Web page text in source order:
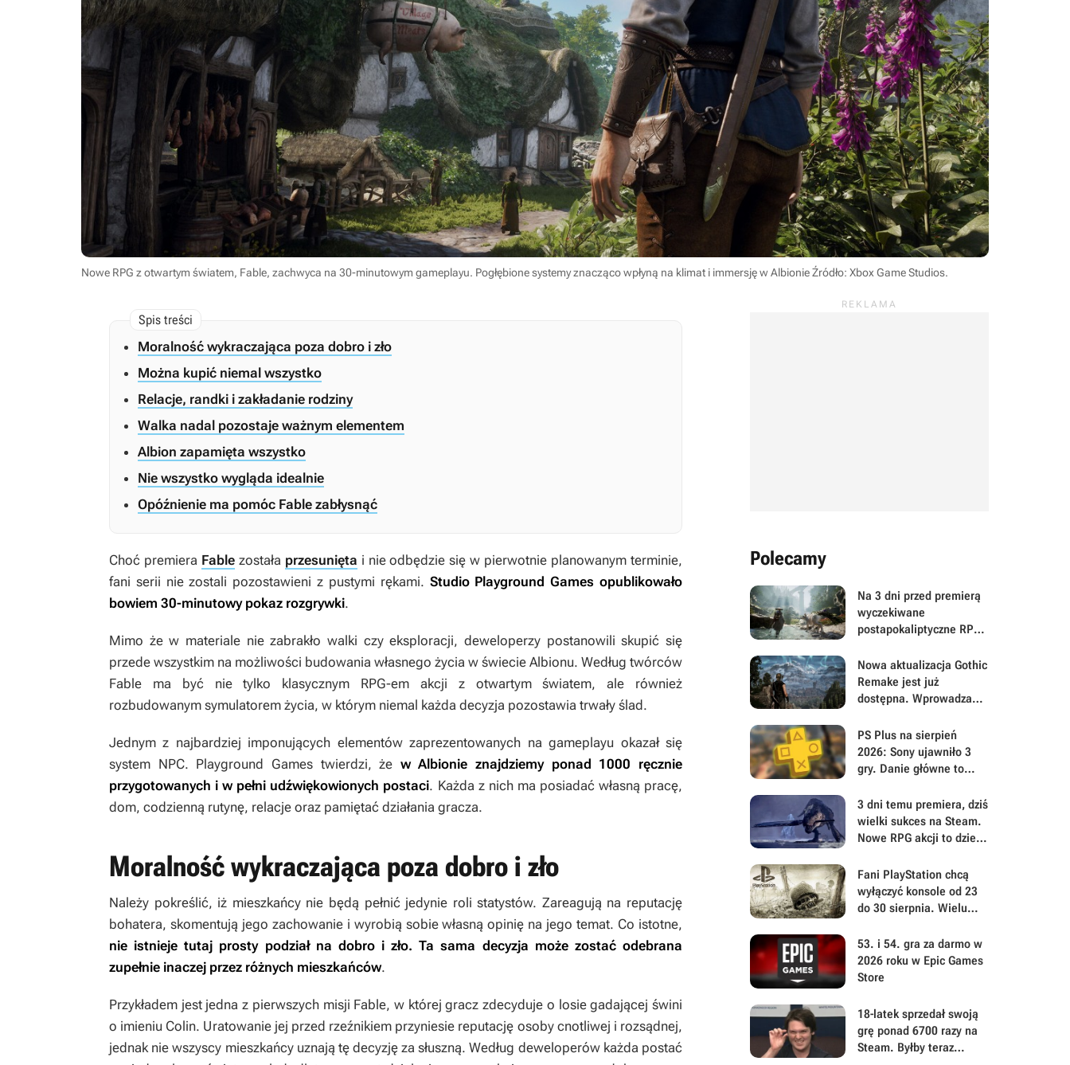
Nowe RPG z otwartym światem, Fable, zachwyca na 30-minutowym gameplayu. Pogłębione systemy znacząco wpłyną na klimat i immersję w AlbionieŹródło: Xbox Game Studios.
Moralność wykraczająca poza dobro i zło
Można kupić niemal wszystko
Relacje, randki i zakładanie rodziny
Walka nadal pozostaje ważnym elementem
Albion zapamięta wszystko
Nie wszystko wygląda idealnie
Opóźnienie ma pomóc Fable zabłysnąć
Choć premiera Fablezostała przesunięta i nie odbędzie się w pierwotnie planowanym terminie,
fani serii nie zostali pozostawieni z pustymi rękami. Studio Playground Games opublikowało
bowiem 30-minutowy pokaz rozgrywki.
Mimo że w materiale nie zabrakło walki czy eksploracji, deweloperzy postanowili skupić się
przede wszystkim na możliwości budowania własnego życia w świecie Albionu. Według twórców
Fable ma być nie tylko klasycznym RPG-em akcji z otwartym światem, ale również
rozbudowanym symulatorem życia, w którym niemal każda decyzja pozostawia trwały ślad.
Jednym z najbardziej imponujących elementów zaprezentowanych na gameplayu okazał się
system NPC. Playground Games twierdzi, że w Albionie znajdziemy ponad 1000 ręcznie
przygotowanych i w pełni udźwiękowionych postaci. Każda z nich ma posiadać własną pracę,
dom, codzienną rutynę, relacje oraz pamiętać działania gracza.
Moralność wykraczająca poza dobro i zło
Należy pokreślić, iż mieszkańcy nie będą pełnić jedynie roli statystów. Zareagują na reputację
bohatera, skomentują jego zachowanie i wyrobią sobie własną opinię na jego temat. Co istotne,
nie istnieje tutaj prosty podział na dobro i zło. Ta sama decyzja może zostać odebrana
zupełnie inaczej przez różnych mieszkańców.
Przykładem jest jedna z pierwszych misji Fable, w której gracz zdecyduje o losie gadającej świni
o imieniu Colin. Uratowanie jej przed rzeźnikiem przyniesie reputację osoby cnotliwej i rozsądnej,
jednak nie wszyscy mieszkańcy uznają tę decyzję za słuszną. Według deweloperów każda postać
Polecamy
Na 3 dni przed premierą
wyczekiwane
postapokaliptyczne RPG
niepokoi w ważnej
kwestii. Można już
pobierać Beast of
Nowa aktualizacja Gothic
Remake jest już
dostępna. Wprowadza
usuwa irytujące błędy
psujące zadania
PS Plus na sierpień
2026: Sony ujawniło 3
gry. Danie główne to
hit z otwartym światem
3 dni temu premiera, dziś
wielki sukces na Steam.
Nowe RPG akcji to dzieło
który zaspokoił
odwieczne pragnienie
wielu graczy
Fani PlayStation chcą
wyłączyć konsole od 23
do 30 sierpnia. Wielu
powodzenie akcji
53. i 54. gra za darmo w
2026 roku w Epic Games
Store
18-latek sprzedał swoją
grę ponad 6700 razy na
Steam. Byłby teraz